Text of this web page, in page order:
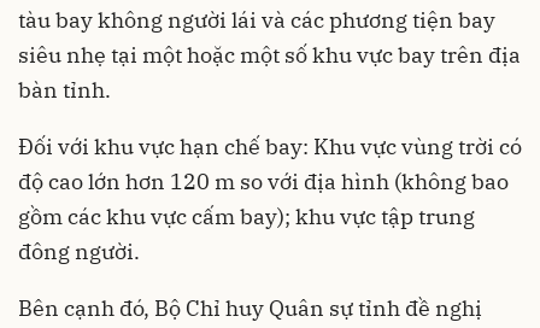
tàu bay không người lái và các phương tiện bay
siêu nhẹ tại một hoặc một số khu vực bay trên địa
bàn tỉnh.
Đối với khu vực hạn chế bay: Khu vực vùng trời có
độ cao lớn hơn 120 m so với địa hình (không bao
gồm các khu vực cấm bay); khu vực tập trung
đông người.
Bên cạnh đó, Bộ Chỉ huy Quân sự tỉnh đề nghị